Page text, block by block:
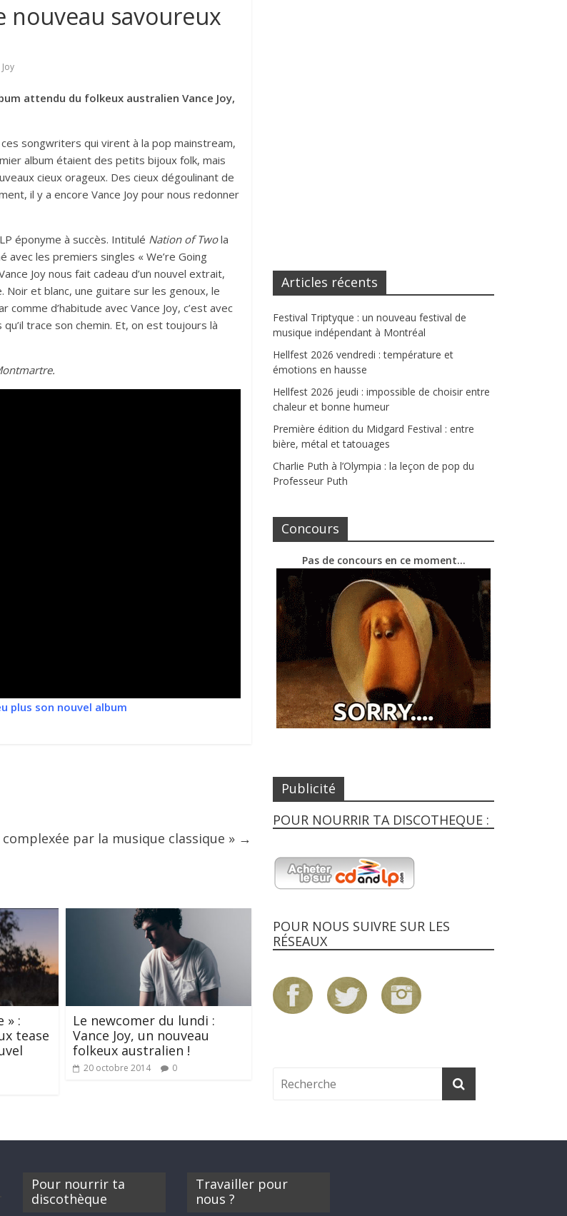
nouveau savoureux
attendu du folkeux australien Vance Joy,
songwriters qui virent à la pop mainstream,
album étaient des petits bijoux folk, mais
cieux orageux. Des cieux dégoulinant de
il y a encore Vance Joy pour nous redonner
éponyme à succès. Intitulé Nation of Twola
les premiers singles « We’re Going
Joy nous fait cadeau d’un nouvel extrait,
Noir et blanc, une guitare sur les genoux, le
d’habitude avec Vance Joy, c’est avec
trace son chemin. Et, on est toujours là
plus son nouvel album
complexée par la musique classique » →
» :
tease
Le newcomer du lundi :
Vance Joy, un nouveau
folkeux australien !
20 octobre 2014 0
Articles récents
Festival Triptyque : un nouveau festival de
musique indépendant à Montréal
Hellfest 2026 vendredi : température et
émotions en hausse
Hellfest 2026 jeudi : impossible de choisir entre
chaleur et bonne humeur
Première édition du Midgard Festival : entre
bière, métal et tatouages
Charlie Puth à l’Olympia : la leçon de pop du
Professeur Puth
Concours
Pas de concours en ce moment…
Publicité
POUR NOURRIR TA DISCOTHEQUE :
POUR NOUS SUIVRE SUR LES
RÉSEAUX
Pour nourrir ta
discothèque
Travailler pour
nous ?